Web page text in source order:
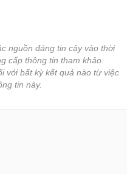
nguồn đáng tin cậy vào thời
cấp thông tin tham khảo.
với bất kỳ kết quả nào từ việc
tin này.